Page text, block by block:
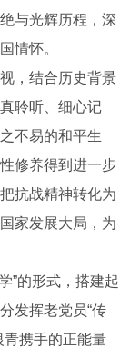
与光辉历程，深
情怀。
，结合历史背景
聆听、细心记
不易的和平生
修养得到进一步
抗战精神转化为
家发展大局，为
”的形式，搭建起
发挥老党员“传
青携手的正能量